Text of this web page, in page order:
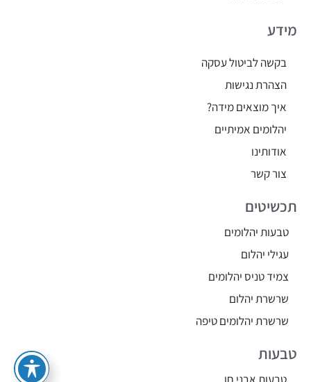
מידע
בקשה לביטול עסקה
הצהרת נגישות
איך מוצאים מידה?
יהלומים אמיתיים
אודותינו
צור קשר
תכשיטים
טבעות יהלומים
עגילי יהלום
צמיד טניס יהלומים
שרשרת יהלום
שרשרת יהלומים טיפה
טבעות